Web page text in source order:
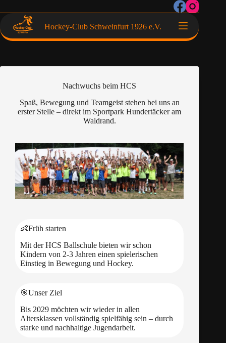
Hockey-Club Schweinfurt 1926 e.V.
Nachwuchs beim HCS
Spaß, Bewegung und Teamgeist stehen bei uns an
erster Stelle – direkt im Sportpark Hundertäcker am
Waldrand.
👶Früh starten
Mit der HCS Ballschule bieten wir schon
Kindern von 2-3 Jahren einen spielerischen
Einstieg in Bewegung und Hockey.
🎯Unser Ziel
Bis 2029 möchten wir wieder in allen
Altersklassen vollständig spielfähig sein – durch
starke und nachhaltige Jugendarbeit.